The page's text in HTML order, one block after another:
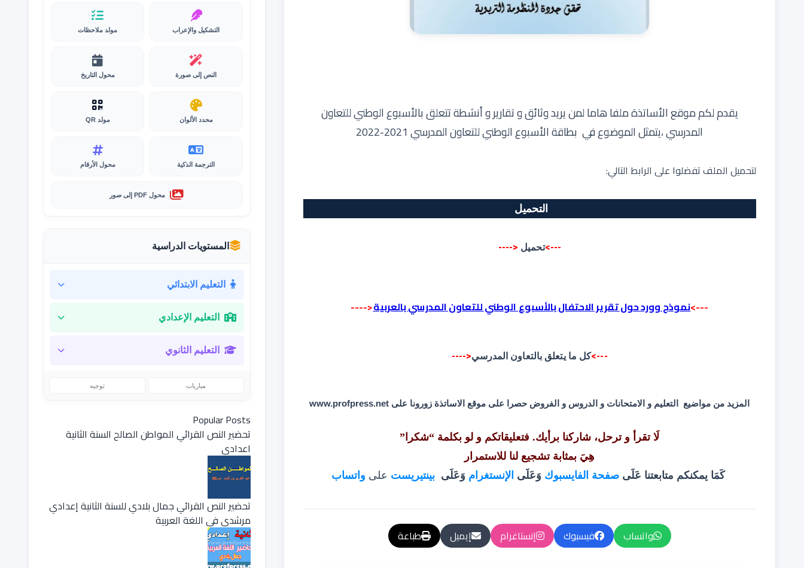
يقدم لكمموقع الأساتذةملفا هاما لمن يريد وثائق و تقارير و أنشطة تتعلق بالأسبوع الوطني للتعاون
المدرسي،يتمثل الموضوع في بطاقة الأسبوع الوطني للتعاون المدرسي 2021-2022
لتحميل الملف تفضلوا على الرابط التالي:
التحميل
--->تحميل <----
--->نموذج وورد حول تقرير الاحتفال بالأسبوع الوطني للتعاون المدرسي بالعربية<----
--->كل ما يتعلق بالتعاون المدرسي<----
المزيد من مواضيع التعليم و الامتحانات و الدروس و الفروض حصرا على موقع الاساتذة زورونا على www.profpress.net
لَا تقرأ و ترحل، شاركنا برأيك. فتعليقاتكم و لو بكلمة “شكرا”
هِيَ بمثابة تشجيع لنا للاستمرار
كَمَا يمكنكم متابعتنا عَلَىصفحة الفايسبوك وَعَلَى الإنستغرام وَعَلَى بينتيريست على واتساب
واتساب فيسبوك إنستاغرام إيميل طباعة
التشكيل والإعراب مولد ملاحظات
النص إلى صورة محول التاريخ
محدد الألوان مولد QR
الترجمة الذكية محول الأرقام
محول PDF إلى صور
المستويات الدراسية
التعليم الابتدائي
التعليم الإعدادي
التعليم الثانوي
مباريات توجيه
Popular Posts
تحضير النص القرائي المواطن الصالح السنة الثانية
اعدادي
تحضير النص القرائي جمال بلادي للسنة الثانية إعدادي
مرشدي في اللغة العربية